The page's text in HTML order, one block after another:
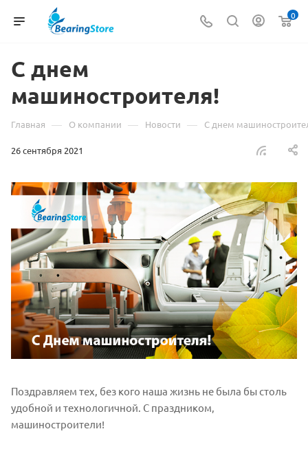
0
С днем
машиностроителя!
Главная — О компании — Новости — С днем
26 сентября 2021
Поздравляем тех, без кого наша жизнь не была бы столь
удобной и технологичной. С праздником,
машиностроители!